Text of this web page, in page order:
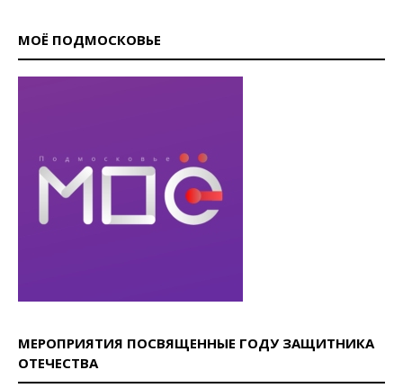
МОЁ ПОДМОСКОВЬЕ
МЕРОПРИЯТИЯ ПОСВЯЩЕННЫЕ ГОДУ ЗАЩИТНИКА
ОТЕЧЕСТВА